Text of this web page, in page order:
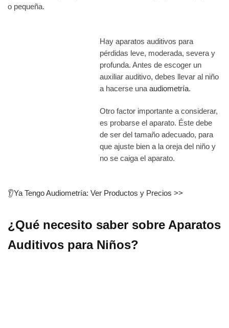
o pequeña.
Hay aparatos auditivos para
pérdidas leve, moderada, severa y
profunda. Antes de escoger un
auxiliar auditivo, debes llevar al niño
a hacerse una audiometría.
Otro factor importante a considerar,
es probarse el aparato. Éste debe
de ser del tamaño adecuado, para
que ajuste bien a la oreja del niño y
no se caiga el aparato.
👂Ya Tengo Audiometría: Ver Productos y Precios >>
¿Qué necesito saber sobre Aparatos
Auditivos para Niños?